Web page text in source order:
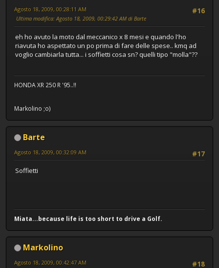
#16
Agosto 18, 2009, 00:28:11 AM
Ultima modifica: Agosto 18, 2009, 00:29:42 AM di Barte
eh ho avuto la moto dal meccanico x 8 mesi e quando l'ho
riavuta ho aspettato un po prima di fare delle spese.. kmq ad
voglio cambiarla tutta... i soffietti cosa sn? quelli tipo "molla"??
HONDA XR 250 R '95..!!
Markolino ;o)
Barte
#17
Agosto 18, 2009, 00:32:09 AM
Soffietti
Miata...because life is too short to drive a Golf.
Markolino
#18
Agosto 18, 2009, 00:42:47 AM